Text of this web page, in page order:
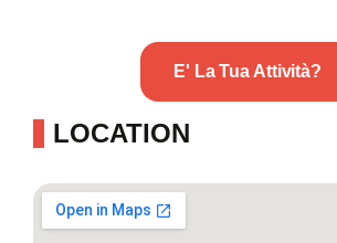
E' La Tua Attività?
LOCATION